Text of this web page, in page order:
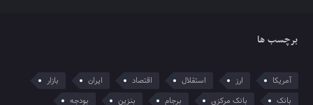
برچسب ها
آمریکا ارز استقلال اقتصاد ایران
بازار
بانک
بانک مرکزی برجام بنزین بودجه